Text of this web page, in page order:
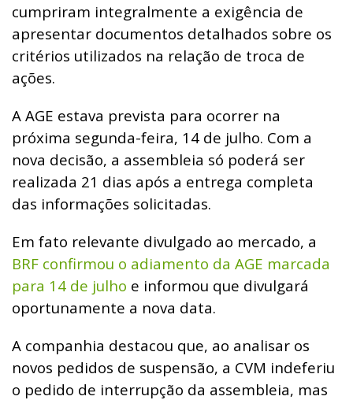
cumpriram integralmente a exigência de
apresentar documentos detalhados sobre os
critérios utilizados na relação de troca de
ações.
A AGE estava prevista para ocorrer na
próxima segunda-feira, 14 de julho. Com a
nova decisão, a assembleia só poderá ser
realizada 21 dias após a entrega completa
das informações solicitadas.
Em fato relevante divulgado ao mercado, a
BRF confirmou o adiamento da AGE marcada
para 14 de julho e informou que divulgará
oportunamente a nova data.
A companhia destacou que, ao analisar os
novos pedidos de suspensão, a CVM indeferiu
o pedido de interrupção da assembleia, mas